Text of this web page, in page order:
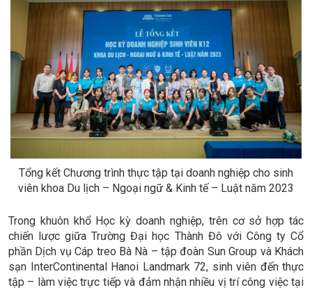
Tổng kết Chương trình thực tập tại doanh nghiệp cho sinh
viên khoa Du lịch – Ngoại ngữ & Kinh tế – Luật năm 2023
Trong khuôn khổ Học kỳ doanh nghiệp, trên cơ sở hợp tác
chiến lược giữa Trường Đại học Thành Đô với Công ty Cổ
phần Dịch vụ Cáp treo Bà Nà – tập đoàn Sun Group và Khách
sạn InterContinental Hanoi Landmark 72, sinh viên đến thực
tập – làm việc trực tiếp và đảm nhận nhiều vị trí công việc tại